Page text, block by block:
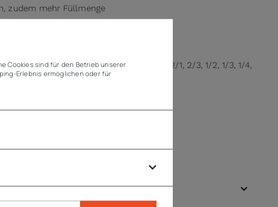
zudem mehr Füllmenge
(platzsparende Lagerung)
Teilungen/Verdoppelungen in GN 2/1, 2/3, 1/2, 1/3, 1/4,
Töpfen
Cookies sind für den Betrieb unserer
Erlebnis ermöglichen oder für